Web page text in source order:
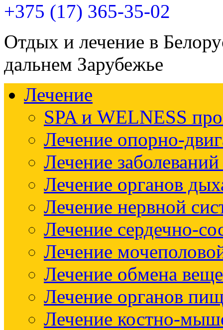
+375 (17) 365-35-02
Отдых и лечение в
дальнем Зарубежье
Лечение
SPA и WELNESS
Лечение опорно-
Лечение
Лечение органов
Лечение нервной
Лечение сердечно-
Лечение
Лечение обмена
Лечение органов
Лечение костно-